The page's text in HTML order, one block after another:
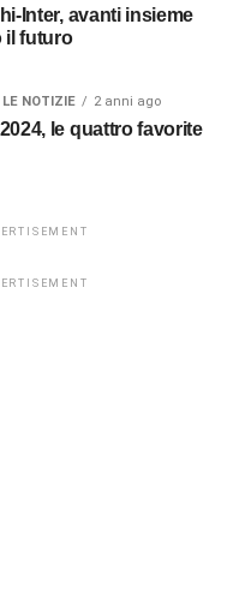
Inter, avanti insieme
il futuro
NOTIZIE 2 anni ago
le quattro favorite